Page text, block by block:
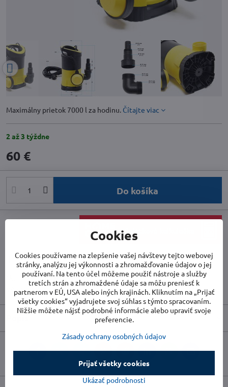
Maximálny prietok 7000 l za hodinu. Čítajte viac
2 až 3 týždne
60 €
Do košíka
Doručenia
Skladové číslo:51531
Výrobca:WilTec
Cookies
Cookies používame na zlepšenie vašej návštevy tejto webovej
stránky, analýzu jej výkonnosti a zhromažďovanie údajov o jej
používaní. Na tento účel môžeme použiť nástroje a služby
tretích strán a zhromaždené údaje sa môžu preniesť k
partnerom v EÚ, USA alebo iných krajinách. Kliknutím na „Prijať
všetky cookies“ vyjadrujete svoj súhlas s týmto spracovaním.
Nižšie môžete nájsť podrobné informácie alebo upraviť svoje
preferencie.
Zásady ochrany osobných údajov
Ukázať podrobnosti
Prijať všetky cookies